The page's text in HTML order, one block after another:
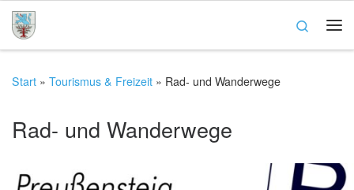
Zum Inhalt springen
Search
Start » Tourismus & Freizeit » Rad- und Wanderwege
Rad- und Wanderwege